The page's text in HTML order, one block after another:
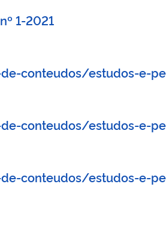
1-2021
conteudos/estudos-e-
conteudos/estudos-e-
conteudos/estudos-e-